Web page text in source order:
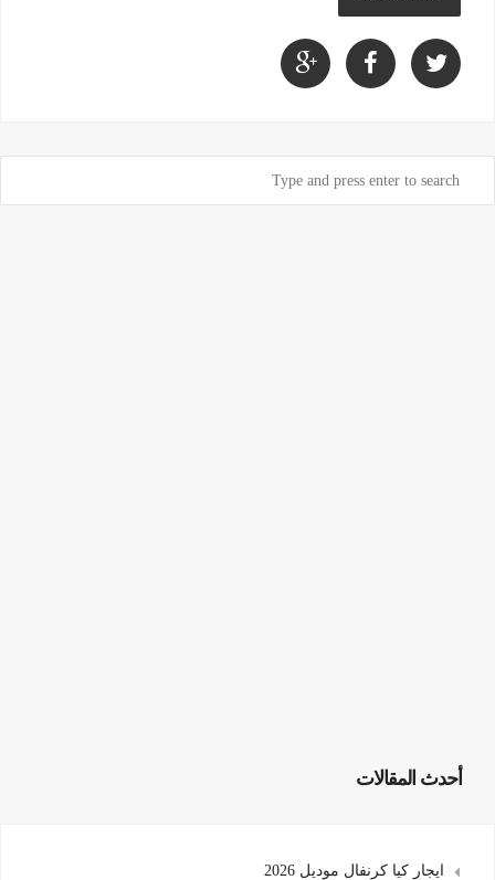
أحدث المقالات
ايجار كيا كرنفال موديل 2026